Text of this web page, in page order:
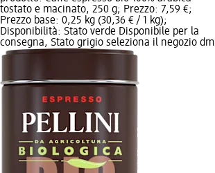
tostato e macinato, 250 g; Prezzo: 7,59 €;
Prezzo base: 0,25 kg (30,36 € / 1 kg);
Disponibilità: Stato verde Disponibile per la
consegna, Stato grigio seleziona il negozio dm